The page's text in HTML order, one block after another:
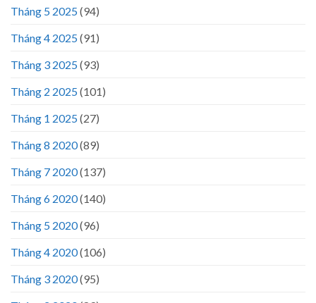
Tháng 5 2025(94)
Tháng 4 2025(91)
Tháng 3 2025(93)
Tháng 2 2025(101)
Tháng 1 2025(27)
Tháng 8 2020(89)
Tháng 7 2020(137)
Tháng 6 2020(140)
Tháng 5 2020(96)
Tháng 4 2020(106)
Tháng 3 2020(95)